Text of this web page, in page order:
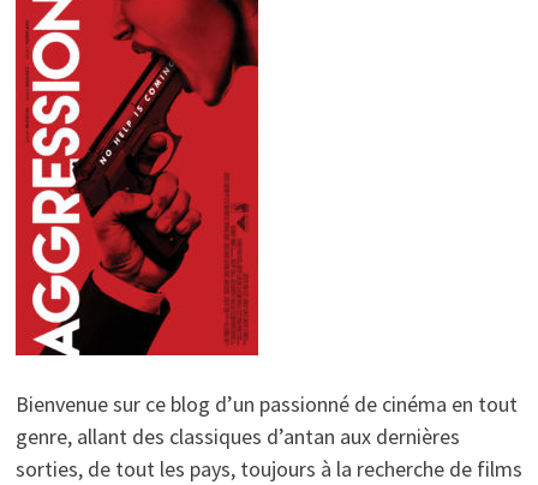
Bienvenue sur ce blog d’un passionné de cinéma en tout
genre, allant des classiques d’antan aux dernières
sorties, de tout les pays, toujours à la recherche de films